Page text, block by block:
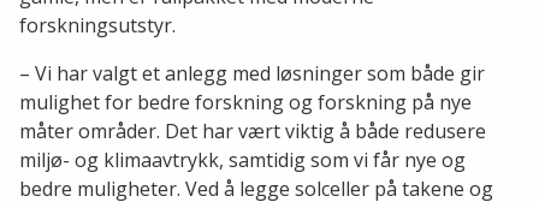
forskningsutstyr.
– Vi har valgt et anlegg med løsninger som både gir
mulighet for bedre forskning og forskning på nye
måter områder. Det har vært viktig å både redusere
miljø- og klimaavtrykk, samtidig som vi får nye og
bedre muligheter. Ved å legge solceller på takene og